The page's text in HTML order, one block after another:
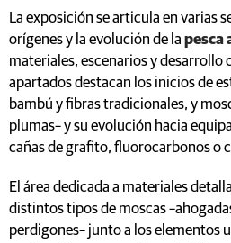
La exposición se articula en varias
orígenes y la evolución de la pesca
materiales, escenarios y
apartados destacan los inicios de
bambú y fibras tradicionales, y
plumas– y su evolución hacia
cañas de grafito, fluorocarbonos o
El área dedicada a materiales
distintos tipos de moscas
perdigones– junto a los elementos